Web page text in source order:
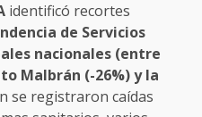
identificó recortes
de Servicios
nacionales (entre
Malbrán (-26%) y la
se registraron caídas